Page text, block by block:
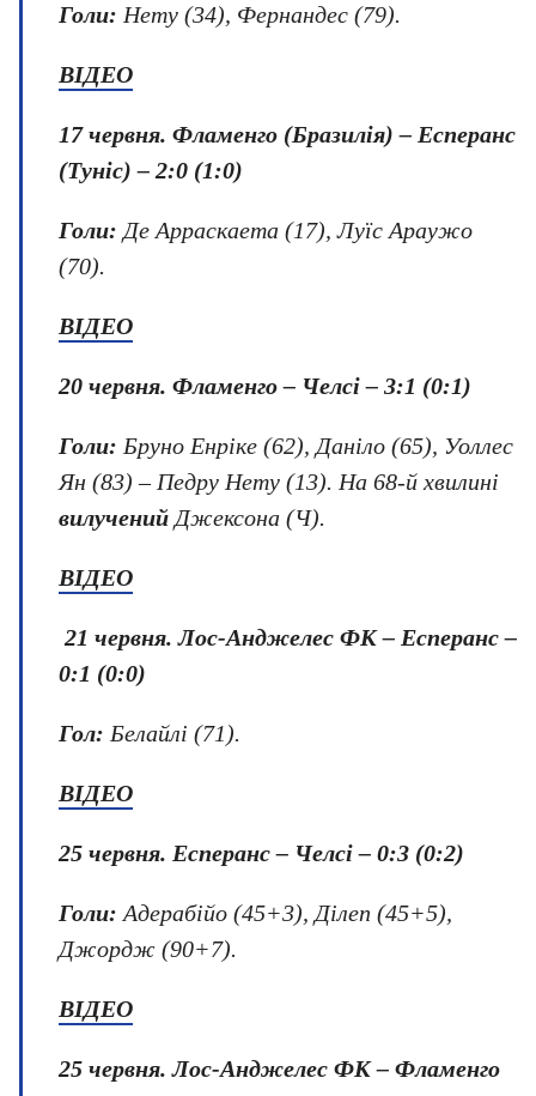
Голи: Нету (34), Фернандес (79).
ВІДЕО
17 червня. Фламенго (Бразилія) – Есперанс
(Туніс) – 2:0 (1:0)
Голи: Де Арраскаета (17), Луїс Араужо
(70).
ВІДЕО
20 червня. Фламенго – Челсі – 3:1 (0:1)
Голи: Бруно Енріке (62), Даніло (65), Уоллес
Ян (83) – Педру Нету (13). На 68-й хвилині
вилучений Джексона (Ч).
ВІДЕО
21 червня.Лос-Анджелес ФК – Есперанс –
0:1 (0:0)
Гол: Белайлі (71).
ВІДЕО
25 червня. Есперанс – Челсі – 0:3 (0:2)
Голи: Адерабійо (45+3), Ділеп (45+5),
Джордж (90+7).
ВІДЕО
25 червня.Лос-Анджелес ФК – Фламенго